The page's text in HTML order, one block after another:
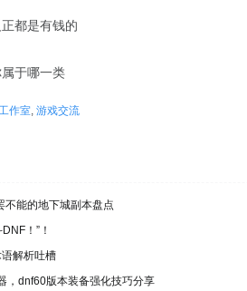
都是有钱的
于哪一类
作室, 游戏交流
不能的地下城副本盘点
！”！
解析吐槽
，dnf60版本装备强化技巧分享